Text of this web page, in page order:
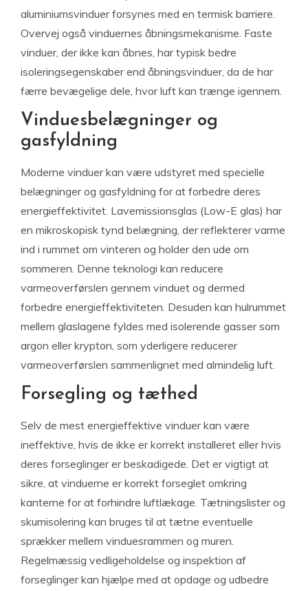
aluminiumsvinduer forsynes med en termisk barriere.
Overvej også vinduernes åbningsmekanisme. Faste
vinduer, der ikke kan åbnes, har typisk bedre
isoleringsegenskaber end åbningsvinduer, da de har
færre bevægelige dele, hvor luft kan trænge igennem.
Vinduesbelægninger og
gasfyldning
Moderne vinduer kan være udstyret med specielle
belægninger og gasfyldning for at forbedre deres
energieffektivitet. Lavemissionsglas (Low-E glas) har
en mikroskopisk tynd belægning, der reflekterer varme
ind i rummet om vinteren og holder den ude om
sommeren. Denne teknologi kan reducere
varmeoverførslen gennem vinduet og dermed
forbedre energieffektiviteten. Desuden kan hulrummet
mellem glaslagene fyldes med isolerende gasser som
argon eller krypton, som yderligere reducerer
varmeoverførslen sammenlignet med almindelig luft.
Forsegling og tæthed
Selv de mest energieffektive vinduer kan være
ineffektive, hvis de ikke er korrekt installeret eller hvis
deres forseglinger er beskadigede. Det er vigtigt at
sikre, at vinduerne er korrekt forseglet omkring
kanterne for at forhindre luftlækage. Tætningslister og
skumisolering kan bruges til at tætne eventuelle
sprækker mellem vinduesrammen og muren.
Regelmæssig vedligeholdelse og inspektion af
forseglinger kan hjælpe med at opdage og udbedre